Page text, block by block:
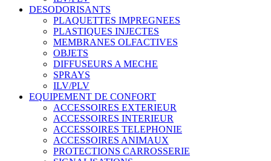
DESODORISANTS
PLAQUETTES IMPREGNEES
PLASTIQUES INJECTES
MEMBRANES OLFACTIVES
OBJETS
DIFFUSEURS A MECHE
SPRAYS
ILV/PLV
EQUIPEMENT DE CONFORT
ACCESSOIRES EXTERIEUR
ACCESSOIRES INTERIEUR
ACCESSOIRES TELEPHONIE
ACCESSOIRES ANIMAUX
PROTECTIONS CARROSSERIE